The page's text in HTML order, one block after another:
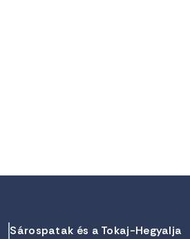
Sárospatak és a Tokaj-Hegyalja